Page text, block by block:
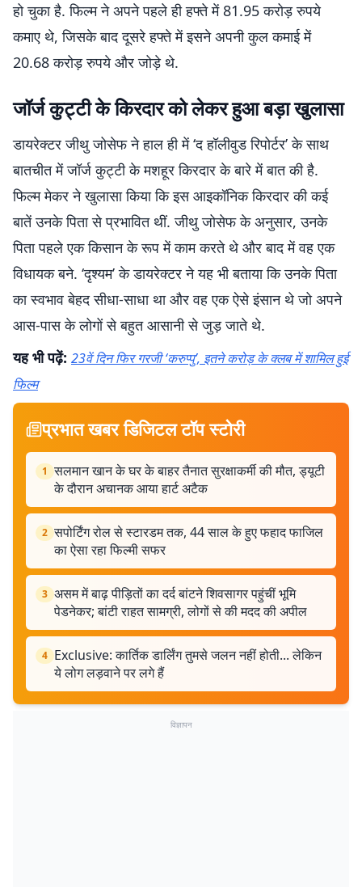
हो चुका है. फिल्म ने अपने पहले ही हफ्ते में 81.95 करोड़ रुपये
कमाए थे, जिसके बाद दूसरे हफ्ते में इसने अपनी कुल कमाई में
20.68 करोड़ रुपये और जोड़े थे.
जॉर्ज कुट्टी के किरदार को लेकर हुआ बड़ा खुलासा
डायरेक्टर जीथु जोसेफ ने हाल ही में ‘द हॉलीवुड रिपोर्टर’ के साथ
बातचीत में जॉर्ज कुट्टी के मशहूर किरदार के बारे में बात की है.
फिल्म मेकर ने खुलासा किया कि इस आइकॉनिक किरदार की कई
बातें उनके पिता से प्रभावित थीं. जीथु जोसेफ के अनुसार, उनके
पिता पहले एक किसान के रूप में काम करते थे और बाद में वह एक
विधायक बने. ‘दृश्यम’ के डायरेक्टर ने यह भी बताया कि उनके पिता
का स्वभाव बेहद सीधा-साधा था और वह एक ऐसे इंसान थे जो अपने
आस-पास के लोगों से बहुत आसानी से जुड़ जाते थे.
यह भी पढ़ें: 23वें दिन फिर गरजी ‘करुप्पु’, इतने करोड़ के क्लब में शामिल हुई
फिल्म
प्रभात खबर डिजिटल टॉप स्टोरी
1 सलमान खान के घर के बाहर तैनात सुरक्षाकर्मी की मौत, ड्यूटी
के दौरान अचानक आया हार्ट अटैक
2 सपोर्टिंग रोल से स्टारडम तक, 44 साल के हुए फहाद फाजिल
का ऐसा रहा फिल्मी सफर
3 असम में बाढ़ पीड़ितों का दर्द बांटने शिवसागर पहुंचीं भूमि
पेडनेकर; बांटी राहत सामग्री, लोगों से की मदद की अपील
4 Exclusive: कार्तिक डार्लिंग तुमसे जलन नहीं होती... लेकिन
ये लोग लड़वाने पर लगे हैं
विज्ञापन